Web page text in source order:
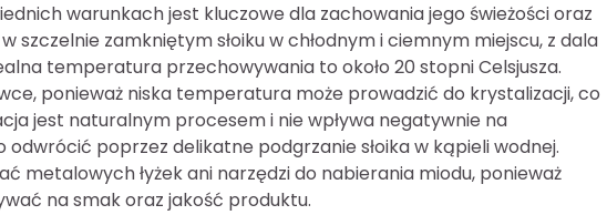
warunkach jest kluczowe dla zachowania jego świeżości oraz
zamkniętym słoiku w chłodnym i ciemnym miejscu, z dala
temperatura przechowywania to około 20 stopni Celsjusza.
ponieważ niska temperatura może prowadzić do krystalizacji, co
jest naturalnym procesem i nie wpływa negatywnie na
odwrócić poprzez delikatne podgrzanie słoika w kąpieli wodnej.
metalowych łyżek ani narzędzi do nabierania miodu, ponieważ
na smak oraz jakość produktu.